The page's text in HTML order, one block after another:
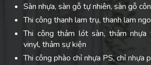
Sàn nhựa, sàn gỗ tự nhiên, sàn gỗ
Thi công thanh lam trụ, thanh lam
Thi công thảm lót sàn, thảm nhựa
vinyl, thảm sự kiện
Thi công phào chỉ nhựa PS, chỉ nhựa